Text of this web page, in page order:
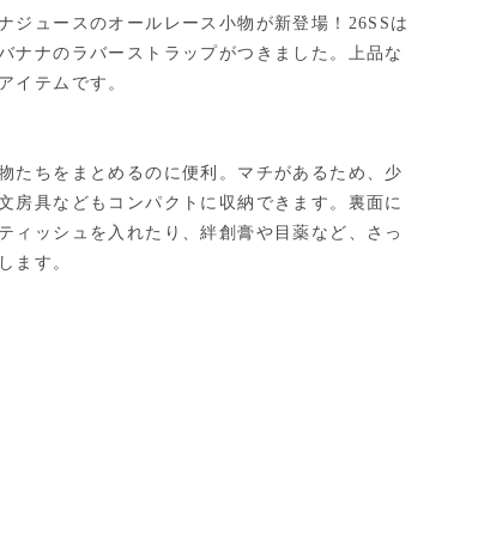
ジュースのオールレース小物が新登場！26SSは
ナナのラバーストラップがつきました。上品な
イテムです。
たちをまとめるのに便利。マチがあるため、少
房具などもコンパクトに収納できます。裏面に
ィッシュを入れたり、絆創膏や目薬など、さっ
ます。